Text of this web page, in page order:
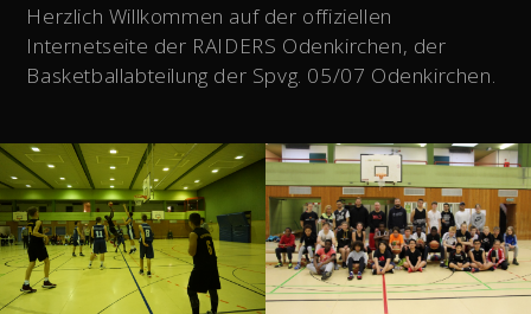
Herzlich Willkommen auf der offiziellen
Internetseite der RAIDERS Odenkirchen, der
Basketballabteilung der Spvg. 05/07 Odenkirchen.